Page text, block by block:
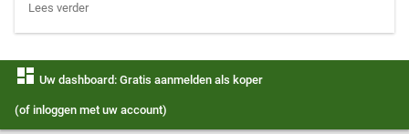
Lees verder
dashboard Uw dashboard: Gratis aanmelden als koper
(of inloggen met uw account)